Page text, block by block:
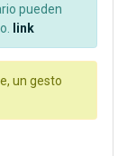
pueden
link
un gesto